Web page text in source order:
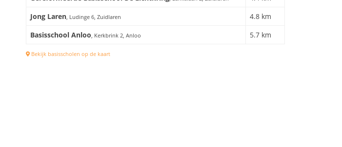
Jong Laren, Ludinge 6, Zuidlaren
4.8 km
Basisschool Anloo, Kerkbrink 2, Anloo 5.7 km
Bekijk basisscholen op de kaart